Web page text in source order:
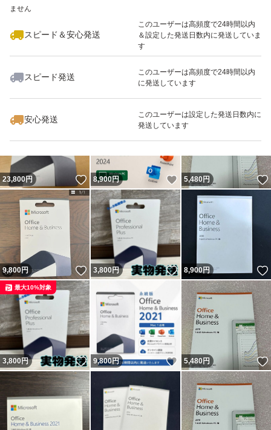
ません
スピード＆安心発送
このユーザーは高頻度で24時間以内
＆設定した発送日数内に発送していま
す
スピード発送
このユーザーは高頻度で24時間以内
に発送しています
安心発送
このユーザーは設定した発送日数内に
発送しています
いいね！
24,800
23,800円 いいね！
8,900円 いいね！
5,480円
9,800円 いいね！
3,800円 いいね！
8,900円
3,800円 いいね！
最大10%対象
9,800円 いいね！
5,480円